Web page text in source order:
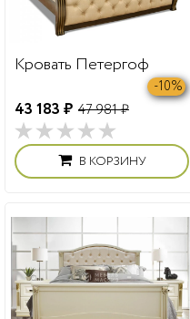
Кровать Петергоф
43 183 ₽ 47 981 ₽
-10%
В КОРЗИНУ